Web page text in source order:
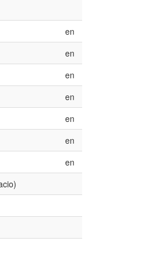
en
en
en
en
en
en
en